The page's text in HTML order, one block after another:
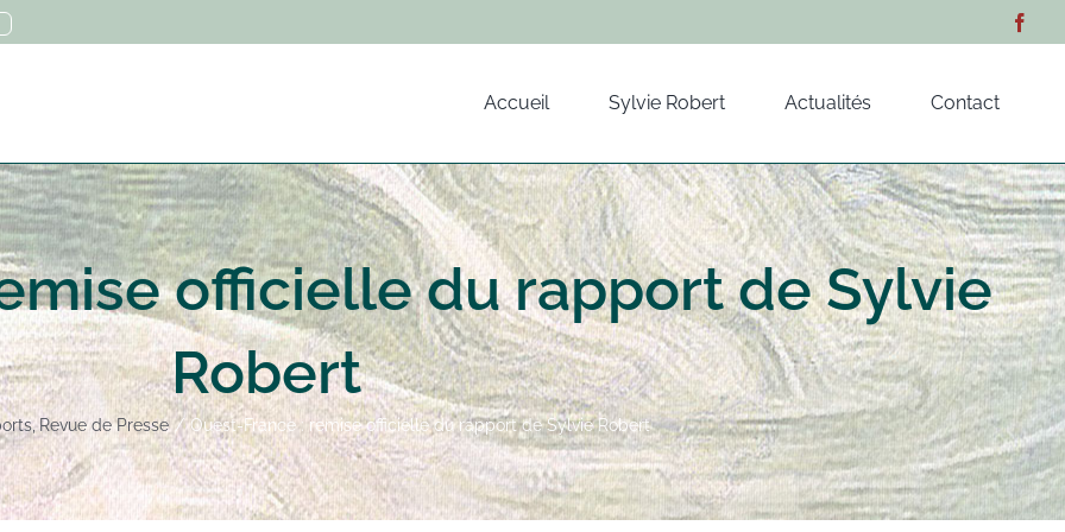
Accueil Sylvie Robert Actualités Contact
officielle du rapport de Sylvie
Robert
Revue de Presse Ouest-France : remise officielle du rapport de Sylvie Robert